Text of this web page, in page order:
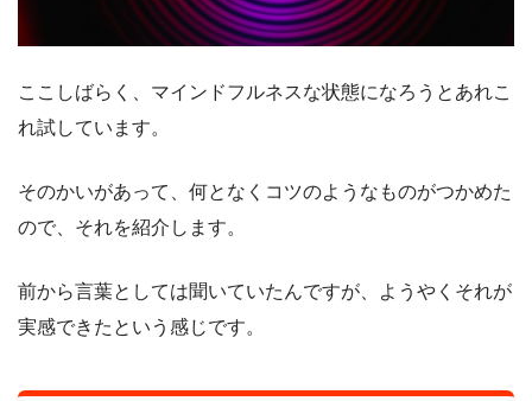
ここしばらく、マインドフルネスな状態になろうとあれこ
れ試しています。
そのかいがあって、何となくコツのようなものがつかめた
ので、それを紹介します。
前から言葉としては聞いていたんですが、ようやくそれが
実感できたという感じです。